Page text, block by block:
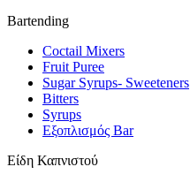
Bartending
Coctail Mixers
Fruit Puree
Sugar Syrups- Sweeteners
Bitters
Syrups
Εξοπλισμός Bar
Είδη Καπνιστού